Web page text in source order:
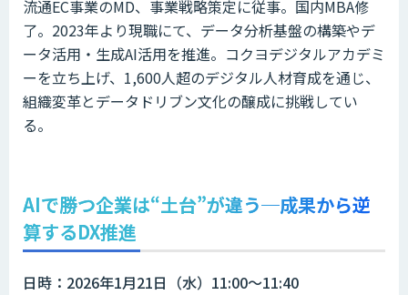
流通EC事業のMD、事業戦略策定に従事。国内MBA修
了。2023年より現職にて、データ分析基盤の構築やデ
ータ活用・生成AI活用を推進。コクヨデジタルアカデミ
ーを立ち上げ、1,600人超のデジタル人材育成を通じ、
組織変革とデータドリブン文化の醸成に挑戦してい
る。
AIで勝つ企業は“土台”が違う─成果から逆
算するDX推進
日時：2026年1月21日（水）11:00～11:40